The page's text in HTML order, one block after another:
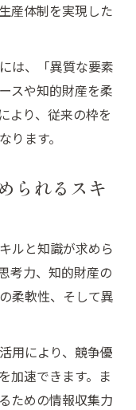
産体制を実現した
は、「異質な要素
スや知的財産を柔
より、従来の枠を
ます。
られるスキ
ルと知識が求めら
考力、知的財産の
柔軟性、そして異
用により、競争優
加速できます。ま
ための情報収集力